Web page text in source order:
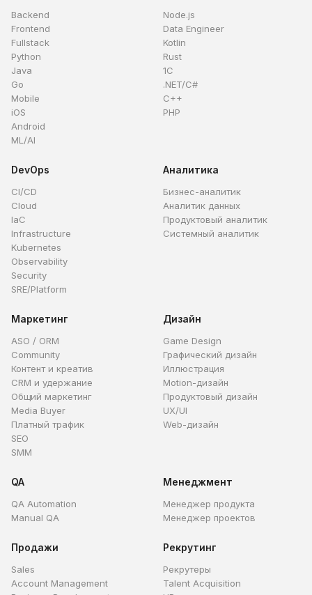
Backend
Frontend
Fullstack
Python
Java
Go
Mobile
iOS
Android
ML/AI
Node.js
Data Engineer
Kotlin
Rust
1C
.NET/C#
C++
PHP
DevOps
CI/CD
Cloud
IaC
Infrastructure
Kubernetes
Observability
Security
SRE/Platform
Аналитика
Бизнес-аналитик
Аналитик данных
Продуктовый аналитик
Системный аналитик
Маркетинг
ASO / ORM
Community
Контент и креатив
CRM и удержание
Общий маркетинг
Media Buyer
Платный трафик
SEO
SMM
Дизайн
Game Design
Графический дизайн
Иллюстрация
Motion-дизайн
Продуктовый дизайн
UX/UI
Web-дизайн
QA
QA Automation
Manual QA
Менеджмент
Менеджер продукта
Менеджер проектов
Продажи
Sales
Account Management
Рекрутинг
Рекрутеры
Talent Acquisition